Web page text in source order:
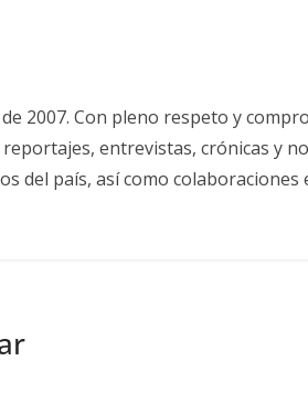
2007. Con pleno respeto y
entrevistas, crónicas y
del país, así como colaboraciones